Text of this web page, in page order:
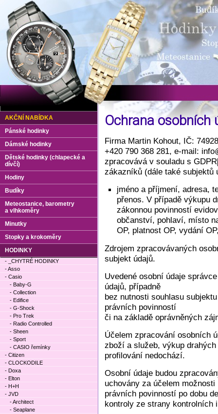
Ochrana osobních
Firma Martin Kohout, IČ:
+420 790 368 281, e-mail:
zpracovává v souladu s GDPR
zákazníků (dále také subjektů
jméno a příjmení, adresa,
přenos. V případě výkupu
zákonnou povinností
občanství, pohlaví, místo
OP, platnost OP, vydání
Zdrojem zpracovávaných
subjekt údajů.
Uvedené osobní údaje
údajů, případně
bez nutnosti souhlasu
právních povinností
či na základě oprávněných
Účelem zpracování osobních
zboží a služeb, výkup
profilování nedochází.
Osobní údaje budou
uchovány za účelem
právních povinností po dobu
kontroly ze strany kontrolních
AKČNÍ NABÍDKA
Pánské hodinky
Dámské hodinky
Dětské hodinky (chlapecké a
dívčí)
Hodiny
Budíky
Meteostanice, barometry
a vlhkoměry
Minutky
Stopky a krokoměry
HODINKY
- _CHYTRÉ HODINKY
- Asso
- Casio
- Baby-G
- Collection
- Edifice
- G-Shock
- Pro Trek
- Radio Controlled
- Sheen
- Sport
- CASIO řemínky
- Citizen
- CLOCKODILE
- Doxa
- Elton
- H+H
- JVD
- Architect
- Seaplane